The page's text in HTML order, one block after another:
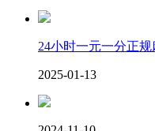
24小时一元一分正
2025-01-13